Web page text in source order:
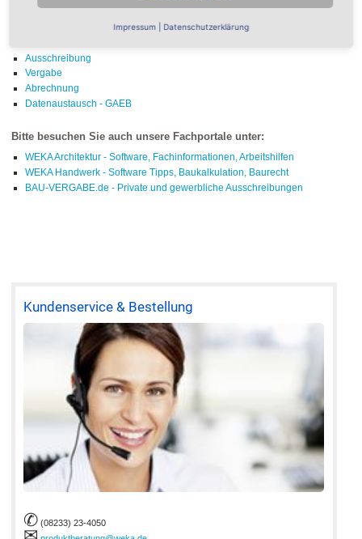
Ausschreibung
Vergabe
Abrechnung
Datenaustausch - GAEB
Bitte besuchen Sie auch unsere Fachportale unter:
WEKA Architektur - Software, Fachinformationen, Arbeitshilfen
WEKA Handwerk - Software Tipps, Baukalkulation, Baurecht
BAU-VERGABE.de - Private und gewerbliche Ausschreibungen
Kundenservice & Bestellung
✆ (08233) 23-4050
Impressum Datenschutzerklärung